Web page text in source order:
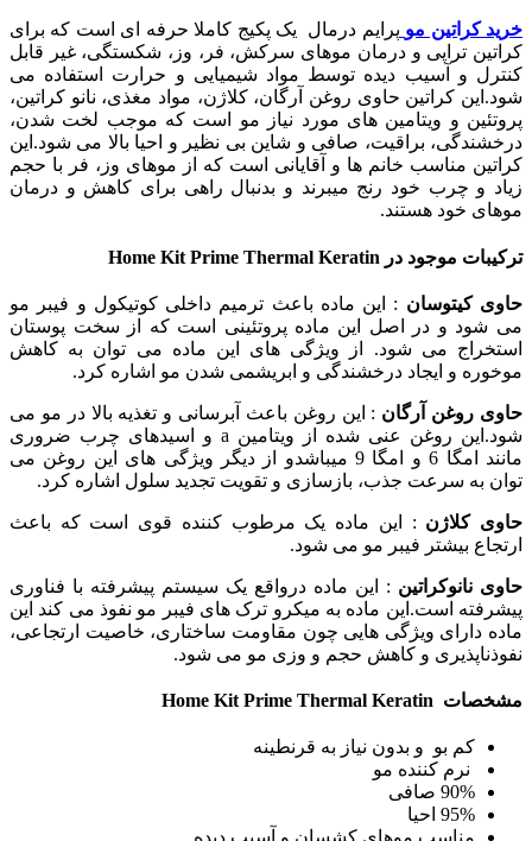
خرید کراتین مو پرایم درمال یک پکیج کاملا حرفه ای است که برای
کراتین تراپی و درمان موهای سرکش، فر، وز، شکستگی، غیر قابل
کنترل و آسیب دیده توسط مواد شیمیایی و حرارت استفاده می
شود.این کراتین حاوی روغن آرگان، کلاژن، مواد مغذی، نانو کراتین،
پروتئین و ویتامین های مورد نیاز مو است که موجب لخت شدن،
درخشندگی، براقیت، صافی و شاین بی نظیر و احیا بالا می شود.این
کراتین مناسب خانم ها و آقایانی است که از موهای وز، فر با حجم
زیاد و چرب خود رنج میبرند و بدنبال راهی برای کاهش و درمان
موهای خود هستند.
ترکیبات موجود در Home Kit Prime Thermal Keratin
حاوی کیتوسان : این ماده باعث ترمیم داخلی کوتیکول و فیبر مو
می شود و در اصل این ماده پروتئینی است که از سخت پوستان
استخراج می شود. از ویژگی های این ماده می توان به کاهش
موخوره و ایجاد درخشندگی و ابریشمی شدن مو اشاره کرد.
حاوی روغن آرگان : این روغن باعث آبرسانی و تغذیه بالا در مو می
شود.این روغن عنی شده از ویتامین a و اسیدهای چرب ضروری
مانند امگا 6 و امگا 9 میباشدو از دیگر ویژگی های این روغن می
توان به سرعت جذب، بازسازی و تقویت تجدید سلول اشاره کرد.
حاوی کلاژن : این ماده یک مرطوب کننده قوی است که باعث
ارتجاع بیشتر فیبر مو می شود.
حاوی نانوکراتین : این ماده درواقع یک سیستم پیشرفته با فناوری
پیشرفته است.این ماده به میکرو ترک های فیبر مو نفوذ می کند این
ماده دارای ویژگی هایی چون مقاومت ساختاری، خاصیت ارتجاعی،
نفوذناپذیری و کاهش حجم و وزی مو می شود.
مشخصات Home Kit Prime Thermal Keratin
کم بو و بدون نیاز به قرنطینه
نرم کننده مو
90% صافی
95% احیا